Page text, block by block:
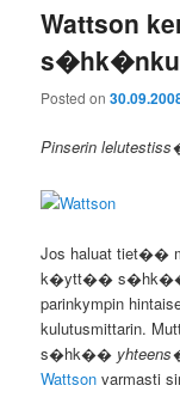
Wattson
Posted on
Pinserin
Jos haluat tiet��
k�ytt�� s�hk��,
parinkympin
kulutusmittarin.
s�hk��
Wattson varmasti